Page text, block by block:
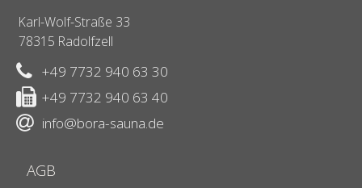
Karl-Wolf-Straße 33
78315 Radolfzell
+49 7732 940 63 30
+49 7732 940 63 40
info@bora-sauna.de
AGB